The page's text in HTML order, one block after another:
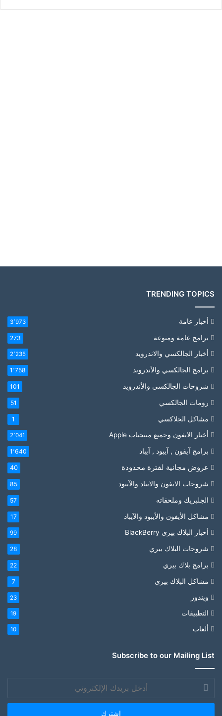
TRENDING TOPICS
أخبار عامة 3٬973
برامج عامة ومنوعة 273
أخبار الجالكسي والاندرويد 2٬235
برامج الجالكسي والأندرويد 1٬758
شروحات الجالكسي والأندرويد 101
رومات الجالكسي 51
مشاكل الجلاكسي 1
أخبار الايفون وجميع منتجيات Apple 2٬041
برامج آيفون , آيبود , آيباد 1٬640
عروض مجانية لفترة محدودة 40
شروحات الايفون والايباد والآيبود 85
الجلبريك وملحقاته 57
مشاكل الأيفون والأيبود والآيباد 17
أخبار البلاك بيري BlackBerry 99
شروحات البلاك بيري 28
برامج بلاك بيري 22
مشاكل البلاك بيري 7
ويندوز 23
التطبيقات 19
ألعاب 10
Subscribe to our Mailing List
بريدك
الإلكتروني